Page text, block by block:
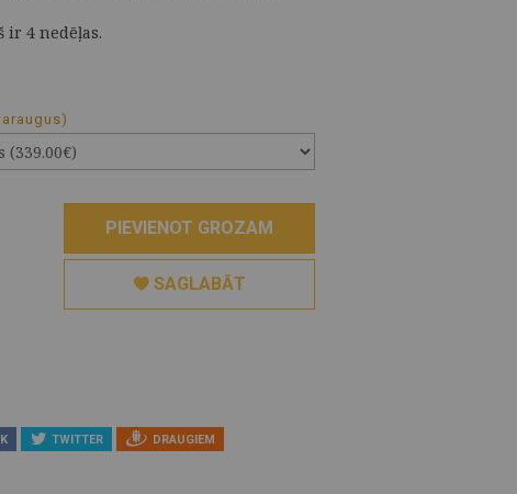
ir 4 nedēļas.
PIEVIENOT GROZAM
SAGLABĀT
TWITTER DRAUGIEM